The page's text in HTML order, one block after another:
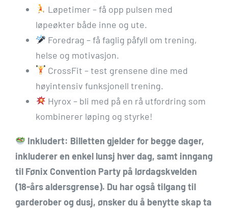
Løpetimer – få opp pulsen med
løpeøkter både inne og ute.
Foredrag – få faglig påfyll om trening,
helse og motivasjon.
CrossFit – test grensene dine med
høyintensiv funksjonell trening.
Hyrox – bli med på en rå utfordring som
kombinerer løping og styrke!
Inkludert: Billetten gjelder for begge dager,
inkluderer en enkel lunsj hver dag, samt inngang
til Fønix Convention Party på lørdagskvelden
(18-års aldersgrense). Du har også tilgang til
garderober og dusj, ønsker du å benytte skap ta